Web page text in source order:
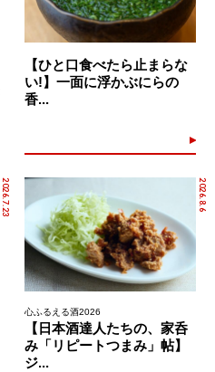
【ひと口食べたら止まらな
い!】一面に浮かぶにらの
香...
2026.7.23 2026.8.6
心ふるえる酒2026
【日本酒達人たちの、家呑
み「リピートつまみ」帖】
ジ...